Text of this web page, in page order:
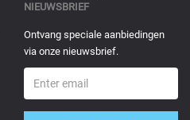
NIEUWSBRIEF
Ontvang speciale aanbiedingen
via onze nieuwsbrief.